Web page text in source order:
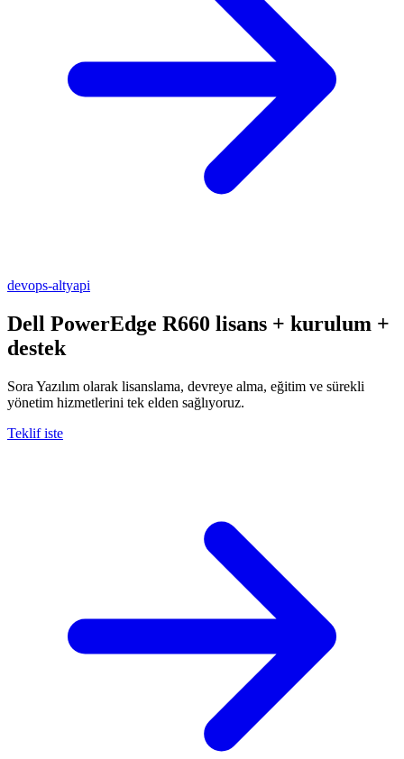
devops-altyapi
Dell PowerEdge R660 lisans + kurulum +
destek
Sora Yazılım olarak lisanslama, devreye alma, eğitim ve sürekli
yönetim hizmetlerini tek elden sağlıyoruz.
Teklif iste